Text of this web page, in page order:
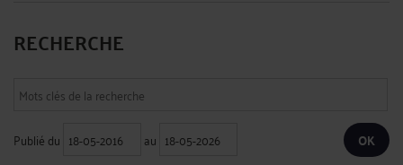
RECHERCHE
Publié du au